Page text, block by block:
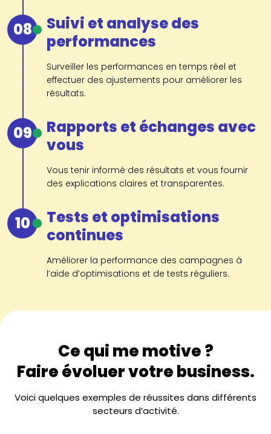
08
Suivi et analyse des
performances
Surveiller les performances en temps réel et
effectuer des ajustements pour améliorer les
résultats.
09
Rapports et échanges avec
vous
Vous tenir informé des résultats et vous fournir
des explications claires et transparentes.
10
Tests et optimisations
continues
Améliorer la performance des campagnes à
l’aide d’optimisations et de tests réguliers.
Ce qui me motive ?
Faire évoluer votre business.
Voici quelques exemples de réussites dans différents
secteurs d’activité.